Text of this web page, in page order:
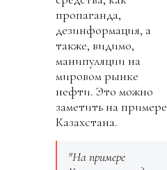
пропаганда,
дезинформация, а
также, видимо,
манипуляции на
мировом рынке
нефти. Это можно
заметить на примере
Казахстана.
"На примере